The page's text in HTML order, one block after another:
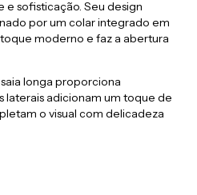
sofisticação. Seu design
por um colar integrado em
moderno e faz a abertura
longa proporciona
laterais adicionam um toque de
o visual com delicadeza